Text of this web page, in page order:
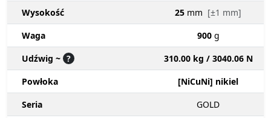
Wysokość
25 mm [±1 mm]
Waga
900 g
Udźwig ~ ?
310.00 kg / 3040.06 N
Powłoka
[NiCuNi] nikiel
Seria
GOLD